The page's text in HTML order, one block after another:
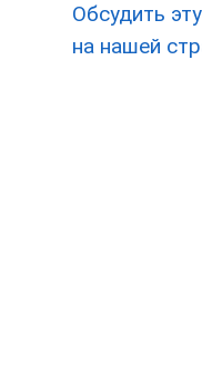
Обсудить
на нашей